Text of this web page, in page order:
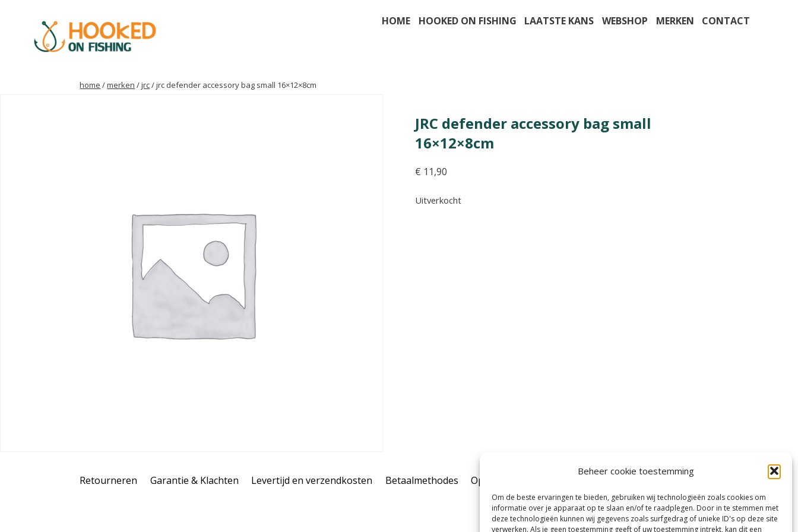
Beheer cookie toestemming
Om de beste ervaringen te bieden, gebruiken wij technologieën zoals cookies om
informatie over je apparaat op te slaan en/of te raadplegen. Door in te stemmen met
deze technologieën kunnen wij gegevens zoals surfgedrag of unieke ID's op deze site
verwerken. Als je geen toestemming geeft of uw toestemming intrekt, kan dit een
HOME HOOKED ON FISHING LAATSTE KANS WEBSHOP MERKEN CONTACT
home /merken /jrc/ jrc defender accessory bag small 16×12×8cm
JRC defender accessory bag small
16×12×8cm
€ 11,90
Uitverkocht
Retourneren Garantie & Klachten Levertijd en verzendkosten Betaalmethodes Openingstijden